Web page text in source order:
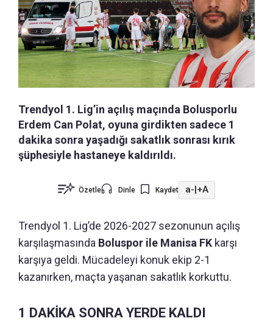
Trendyol 1. Lig’in açılış maçında Bolusporlu
Erdem Can Polat, oyuna girdikten sadece 1
dakika sonra yaşadığı sakatlık sonrası kırık
şüphesiyle hastaneye kaldırıldı.
Özetle Dinle Kaydet a-|+A
Trendyol 1. Lig’de 2026-2027 sezonunun açılış
karşılaşmasında Boluspor ile Manisa FK karşı
karşıya geldi. Mücadeleyi konuk ekip 2-1
kazanırken, maçta yaşanan sakatlık korkuttu.
1 DAKİKA SONRA YERDE KALDI